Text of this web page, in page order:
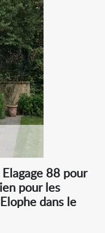
88 pour
pour les
dans le